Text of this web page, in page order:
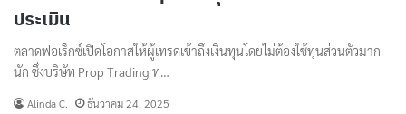
ประเมิน
ตลาดฟอเร็กซ์เปิดโอกาสให้ผู้เทรดเข้าถึงเงินทุนโดยไม่ต้องใช้ทุนส่วนตัวมาก
นัก ซึ่งบริษัท Prop Trading ท…
Alinda C. ธันวาคม 24, 2025